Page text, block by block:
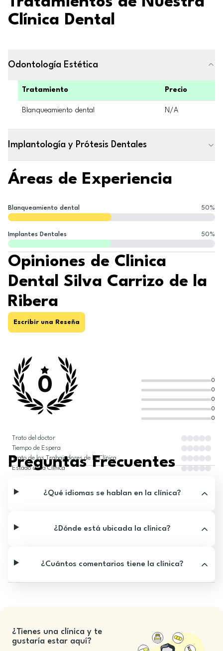
Clínica Dental
Odontología Estética
Tratamiento Precio
Blanqueamiento dental N/A
Implantología y Prótesis Dentales
Áreas de Experiencia
Blanqueamiento dental 50%
Implantes Dentales 50%
Opiniones de Clinica
Dental Silva Carrizo de la
Ribera
Escribir una Reseña
0
0
0
0
0
0
Trato del doctor
Tiempo de Espera
Trato de los Trabajadores de la Clínica
Estado de la Clínica
Preguntas Frecuentes
¿Qué idiomas se hablan en la clínica?
¿Dónde está ubicada la clínica?
¿Cuántos comentarios tiene la clínica?
¿Tienes una clínica y te
gustaría estar aquí?